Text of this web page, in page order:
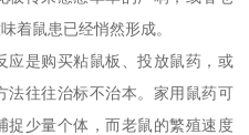
着鼠患已经悄然形成。
应是购买粘鼠板、投放鼠药，或
法往往治标不治本。家用鼠药可
捉少量个体，而老鼠的繁殖速度